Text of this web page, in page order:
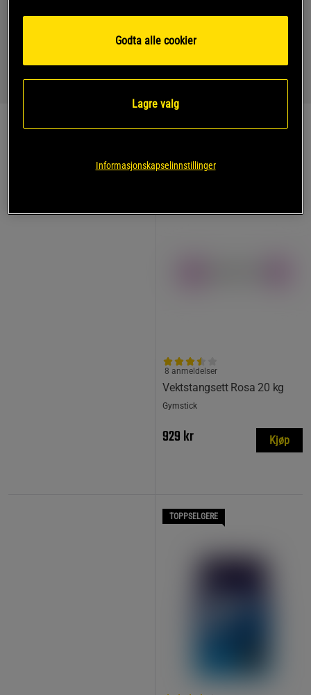
I de fleste styrketreningsøvelser, og spesielt de som utføres
egnet til formålet. Med vanlige joggesko med buet og
støtdempet såle blir underlaget utstabilt, og her er en
Utstyr: Bicepscurl med stang
Vektstangsett Rosa 20 kg
8 anmeldelser
Gymstick
929 kr Kjøp
TOPPSELGERE
Godta alle cookier
Lagre valg
Informasjonskapselinnstillinger